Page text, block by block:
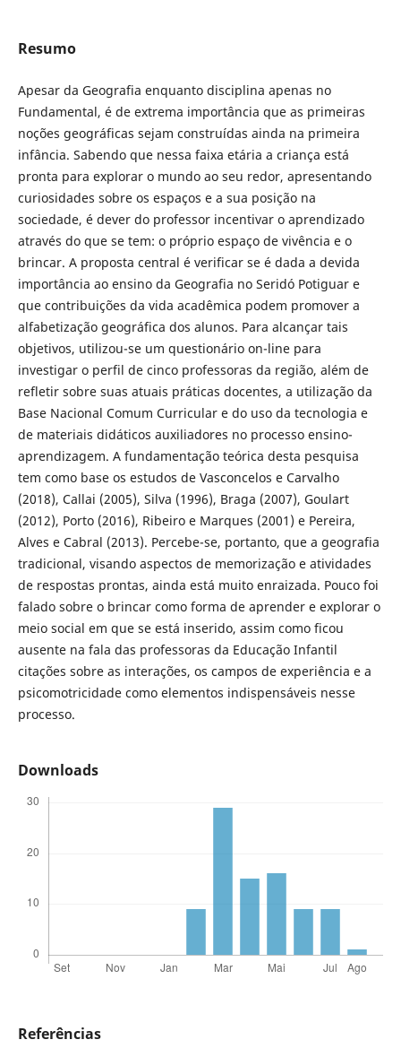
Resumo
Apesar da Geografia enquanto disciplina apenas no
Fundamental, é de extrema importância que as primeiras
noções geográficas sejam construídas ainda na primeira
infância. Sabendo que nessa faixa etária a criança está
pronta para explorar o mundo ao seu redor, apresentando
curiosidades sobre os espaços e a sua posição na
sociedade, é dever do professor incentivar o aprendizado
através do que se tem: o próprio espaço de vivência e o
brincar. A proposta central é verificar se é dada a devida
importância ao ensino da Geografia no Seridó Potiguar e
que contribuições da vida acadêmica podem promover a
alfabetização geográfica dos alunos. Para alcançar tais
objetivos, utilizou-se um questionário on-line para
investigar o perfil de cinco professoras da região, além de
refletir sobre suas atuais práticas docentes, a utilização da
Base Nacional Comum Curricular e do uso da tecnologia e
de materiais didáticos auxiliadores no processo ensino-
aprendizagem. A fundamentação teórica desta pesquisa
tem como base os estudos de Vasconcelos e Carvalho
(2018), Callai (2005), Silva (1996), Braga (2007), Goulart
(2012), Porto (2016), Ribeiro e Marques (2001) e Pereira,
Alves e Cabral (2013). Percebe-se, portanto, que a geografia
tradicional, visando aspectos de memorização e atividades
de respostas prontas, ainda está muito enraizada. Pouco foi
falado sobre o brincar como forma de aprender e explorar o
meio social em que se está inserido, assim como ficou
ausente na fala das professoras da Educação Infantil
citações sobre as interações, os campos de experiência e a
psicomotricidade como elementos indispensáveis nesse
processo.
Downloads
Referências